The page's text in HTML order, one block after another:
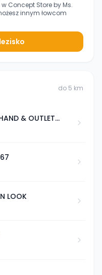
w Concept Store by Ms.
innym łowcom
do 5 km
& OUTLET
LOOK